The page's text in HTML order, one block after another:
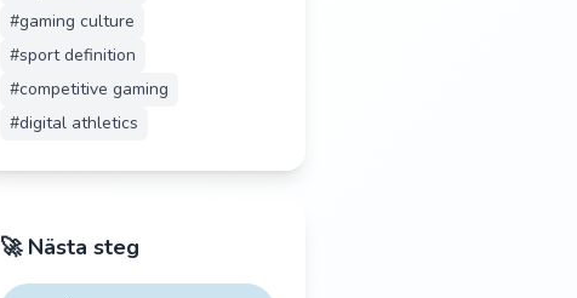
#gaming culture
#sport definition
#competitive gaming
#digital athletics
🚀 Nästa steg